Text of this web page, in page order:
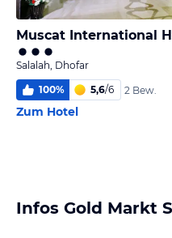
Muscat International
Salalah, Dhofar
100% 5,6/6 2 Bew.
Zum Hotel
Infos Gold Markt